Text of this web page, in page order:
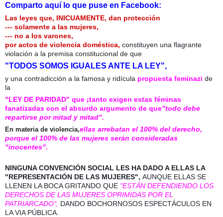
Comparto aquí lo que puse en Facebook:
Las leyes que, INICUAMENTE, dan protección
--- solamente a las mujeres,
--- no a los varones,
por actos de violencia doméstica, constituyen una flagrante
violación a la premisa constitucional de que
"TODOS SOMOS IGUALES ANTE LA LEY",
y una contradicción a la famosa y ridícula propuesta feminazi de
la
"LEY DE PARIDAD" que ¡tanto exigen estas féminas
fanatizadas con el absurdo argumento de que"todo debe
repartirse por mitad y mitad".
En materia de violencia,ellas arrebatan el 100% del derecho,
porque el 100% de las mujeres serán consideradas
"inocentes".
NINGUNA CONVENCIÓN SOCIAL LES HA DADO A ELLAS LA
"REPRESENTACIÓN DE LAS MUJERES", AUNQUE ELLAS SE
LLENEN LA BOCA GRITANDO QUE "ESTÁN DEFENDIENDO LOS
DERECHOS DE LAS MUJERES OPRIMIDAS POR EL
PATRIARCADO", DANDO BOCHORNOSOS ESPECTÁCULOS EN
LA VIA PÚBLICA.